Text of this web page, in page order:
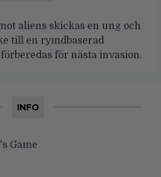
aliens skickas en ung och
till en rymdbaserad
för nästa invasion.
INFO
Game